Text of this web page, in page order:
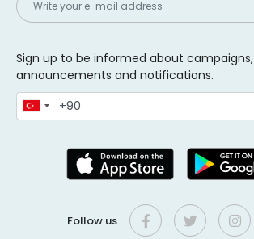
Sign up to be informed about campaigns,
announcements and notifications.
Follow us